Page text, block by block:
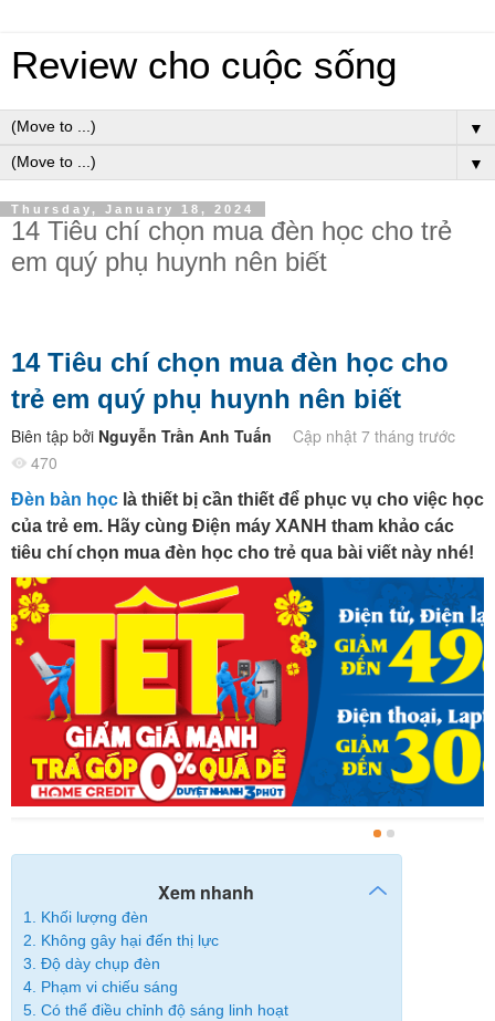
Review cho cuộc sống
▼
▼
Thursday, January 18, 2024
14 Tiêu chí chọn mua đèn học cho trẻ
em quý phụ huynh nên biết
14 Tiêu chí chọn mua đèn học cho
trẻ em quý phụ huynh nên biết
Biên tập bởi Nguyễn Trần Anh Tuấn
Cập nhật 7 tháng trước
470
Đèn bàn học là thiết bị cần thiết để phục vụ cho việc học
của trẻ em. Hãy cùng Điện máy XANH tham khảo các
tiêu chí chọn mua đèn học cho trẻ qua bài viết này nhé!
Xem nhanh
1. Khối lượng đèn
2. Không gây hại đến thị lực
3. Độ dày chụp đèn
4. Phạm vi chiếu sáng
5. Có thể điều chỉnh độ sáng linh hoạt